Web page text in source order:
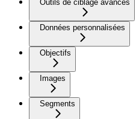
Outils de ciblage avancés
Données personnalisées
Objectifs
Images
Segments